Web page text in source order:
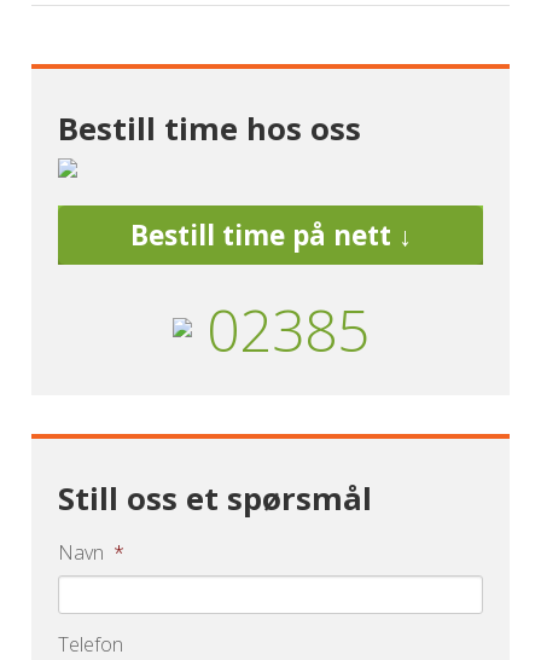
Bestill time hos oss
Bestill time på nett ↓
02385
Still oss et spørsmål
Navn *
Telefon